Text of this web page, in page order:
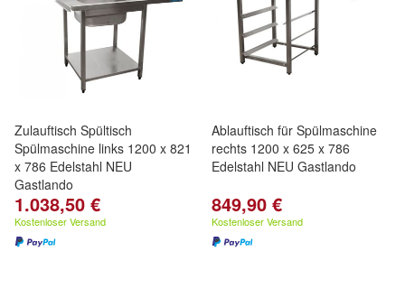
Zulauftisch Spültisch
Spülmaschine links 1200 x 821
x 786 Edelstahl NEU
Gastlando
1.038,50 €
Kostenloser Versand
Ablauftisch für Spülmaschine
rechts 1200 x 625 x 786
Edelstahl NEU Gastlando
849,90 €
Kostenloser Versand